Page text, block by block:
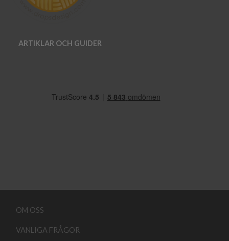
ARTIKLAR OCH GUIDER
OM OSS
VANLIGA FRÅGOR